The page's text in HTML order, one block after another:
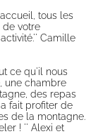
tous les
de votre
Camille
ce qu'il nous
une chambre
des repas
fait profiter de
de la montagne.
! '' Alexi et